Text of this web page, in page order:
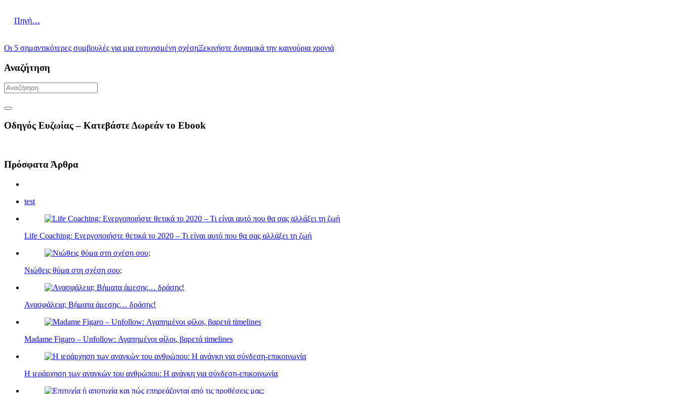
Πηγή…
Οι 5 σημαντικότερες συμβουλές για μια ευτυχισμένη σχέσηΞεκινήστε δυναμικά την καινούρια χρονιά
Αναζήτηση
Οδηγός Ευζωίας – Κατεβάστε Δωρεάν το Ebook
Πρόσφατα Άρθρα
test
Life Coaching: Ενεργοποιήστε θετικά το 2020 – Τι είναι αυτό που θα σας αλλάξει τη ζωή
Νιώθεις θύμα στη σχέση σου;
Ανασφάλεια; Βήματα άμεσης… δράσης!
Madame Figaro – Unfollow: Αγαπημένοι φίλοι, βαρετά timelines
Η ιεράρχηση των αναγκών του ανθρώπου: Η ανάγκη για σύνδεση-επικοινωνία